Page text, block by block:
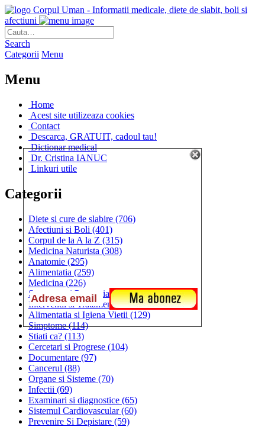
Corpul Uman - Informatii medicale, diete de slabit, boli si
afectiuni
Search
Categorii Menu
Menu
Home
Acest site utilizeaza cookies
Contact
Descarca, GRATUIT, cadoul tau!
Dictionar medical
Dr. Cristina IANUC
Linkuri utile
Categorii
Diete si cure de slabire (706)
Afectiuni si Boli (401)
Corpul de la A la Z (315)
Medicina Naturista (308)
Anatomie (295)
Alimentatia (259)
Medicina (226)
Sanatatea si Preventia(170)
Interventii si Tratamente(167)
Alimentatia si Igiena Vietii (129)
Simptome(114)
Stiati ca? (113)
Cercetari si Progrese (104)
Documentare (97)
Cancerul (88)
Organe si Sisteme (70)
Infectii (69)
Examinari si diagnostice (65)
Sistemul Cardiovascular(60)
Prevenire Si Depistare (59)